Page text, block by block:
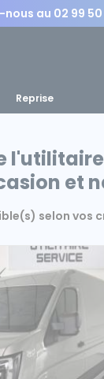
au 02 99 50
Reprise
et
selon vos